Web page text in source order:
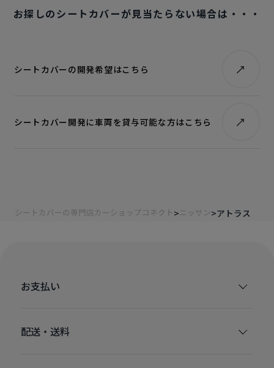
お探しのシートカバーが見当たらない場合は・・・
シートカバーの開発希望はこちら
シートカバー開発に車両を貸与可能な方はこちら
シートカバーの専門店カーショップコネクト ニッサン アトラス
お支払い
配送・送料